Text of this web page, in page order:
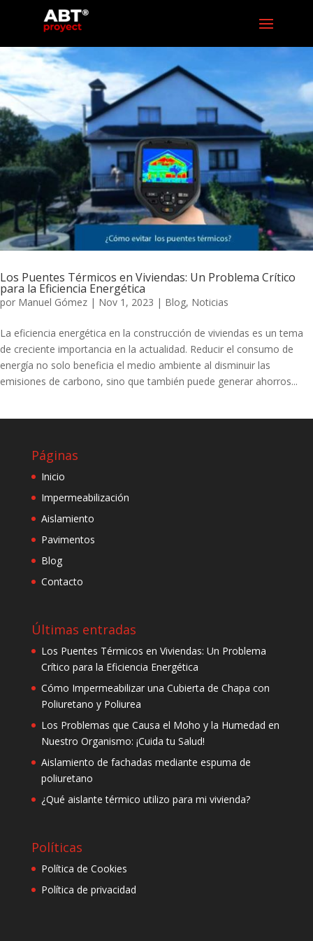
Los Puentes Térmicos en Viviendas: Un Problema Crítico
para la Eficiencia Energética
por Manuel Gómez | Nov 1, 2023 | Blog, Noticias
La eficiencia energética en la construcción de viviendas es un tema
de creciente importancia en la actualidad. Reducir el consumo de
energía no solo beneficia el medio ambiente al disminuir las
emisiones de carbono, sino que también puede generar ahorros...
Páginas
Inicio
Impermeabilización
Aislamiento
Pavimentos
Blog
Contacto
Últimas entradas
Los Puentes Térmicos en Viviendas: Un Problema
Crítico para la Eficiencia Energética
Cómo Impermeabilizar una Cubierta de Chapa con
Poliuretano y Poliurea
Los Problemas que Causa el Moho y la Humedad en
Nuestro Organismo: ¡Cuida tu Salud!
Aislamiento de fachadas mediante espuma de
poliuretano
¿Qué aislante térmico utilizo para mi vivienda?
Políticas
Política de Cookies
Política de privacidad